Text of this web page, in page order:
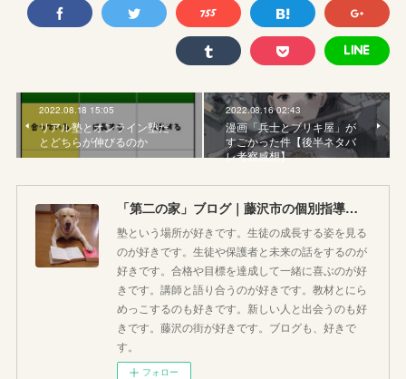
2022.08.18 15:05
リアル塾とオンライン塾だ
とどちらが伸びるのか
2022.08.16 02:43
漫画「兵士とブリキ屋」が
すごかった件【後半ネタバ
レ考察感想】
「第二の家」ブログ｜藤沢市の個別指導塾のお話
塾という場所が好きです。生徒の成長する姿を見る
のが好きです。生徒や保護者と未来の話をするのが
好きです。合格や目標を達成して一緒に喜ぶのが好
きです。講師と語り合うのが好きです。教材とにら
めっこするのも好きです。新しい人と出会うのも好
きです。藤沢の街が好きです。ブログも、好きで
す。
フォロー